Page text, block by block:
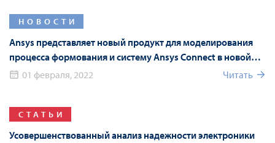
НОВОСТИ
Ansys представляет новый продукт для моделирования
процесса формования и систему Ansys Connect в новой
версии Ansys 2022 R1
01 февраля, 2022 Читать
СТАТЬИ
Усовершенствованный анализ надежности электроники